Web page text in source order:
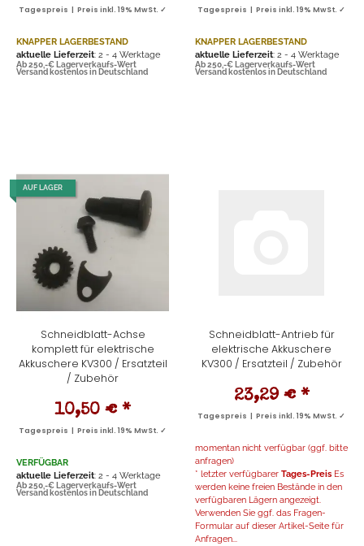
Tagespreis | Preis inkl. 19% MwSt. ✓
KNAPPER LAGERBESTAND
aktuelle Lieferzeit: 2 - 4 Werktage
Ab 250,-€ Lagerverkaufs-Wert
Versand kostenlos in Deutschland
Tagespreis | Preis inkl. 19% MwSt. ✓
KNAPPER LAGERBESTAND
aktuelle Lieferzeit: 2 - 4 Werktage
Ab 250,-€ Lagerverkaufs-Wert
Versand kostenlos in Deutschland
AUF LAGER
Schneidblatt-Achse
komplett für elektrische
Akkuschere KV300 / Ersatzteil
/ Zubehör
10,50 € *
Tagespreis | Preis inkl. 19% MwSt. ✓
VERFÜGBAR
aktuelle Lieferzeit: 2 - 4 Werktage
Ab 250,-€ Lagerverkaufs-Wert
Versand kostenlos in Deutschland
Schneidblatt-Antrieb für
elektrische Akkuschere
KV300 / Ersatzteil / Zubehör
23,29 € *
Tagespreis | Preis inkl. 19% MwSt. ✓
momentan nicht verfügbar (ggf. bitte
anfragen)
* letzter verfügbarer Tages-Preis Es
werden keine freien Bestände in den
verfügbaren Lägern angezeigt.
Verwenden Sie ggf. das Fragen-
Formular auf dieser Artikel-Seite für
Anfragen...